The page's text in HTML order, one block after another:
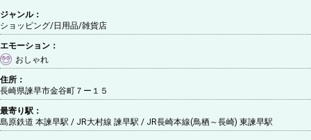
ジャンル：
ショッピング/日用品/雑貨店
エモーション：
おしゃれ
住所：
長崎県諫早市金谷町７ー１５
最寄り駅：
島原鉄道 本諫早駅 / JR大村線 諫早駅 / JR長崎本線(鳥栖～長崎) 東諫早駅